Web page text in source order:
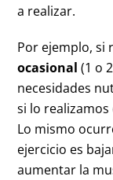
a realizar.
Por ejemplo, si
ocasional (1 o
necesidades
si lo
Lo mismo
ejercicio es
aumentar la